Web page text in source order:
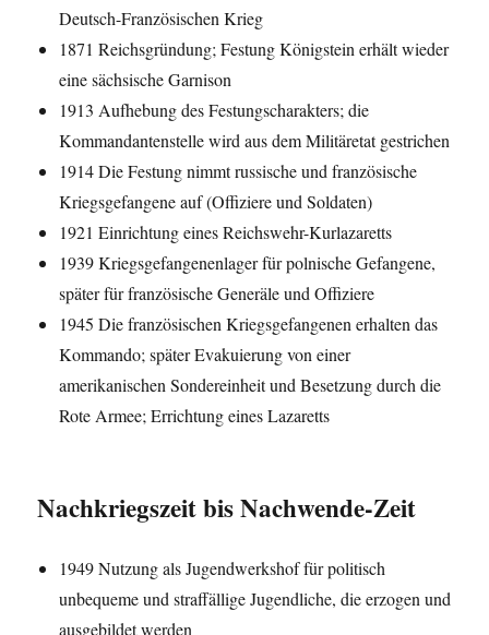
Deutsch-Französischen Krieg
1871 Reichsgründung; Festung Königstein erhält wieder
eine sächsische Garnison
1913 Aufhebung des Festungscharakters; die
Kommandantenstelle wird aus dem Militäretat gestrichen
1914 Die Festung nimmt russische und französische
Kriegsgefangene auf (Offiziere und Soldaten)
1921 Einrichtung eines Reichswehr-Kurlazaretts
1939 Kriegsgefangenenlager für polnische Gefangene,
später für französische Generäle und Offiziere
1945 Die französischen Kriegsgefangenen erhalten das
Kommando; später Evakuierung von einer
amerikanischen Sondereinheit und Besetzung durch die
Rote Armee; Errichtung eines Lazaretts
Nachkriegszeit bis Nachwende-Zeit
1949 Nutzung als Jugendwerkshof für politisch
unbequeme und straffällige Jugendliche, die erzogen und
ausgebildet werden